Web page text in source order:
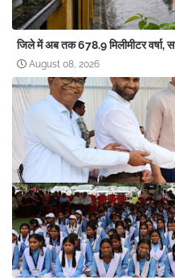
जिले में अब तक 678.9 मिलीमीटर वर्षा,
August 08, 2026